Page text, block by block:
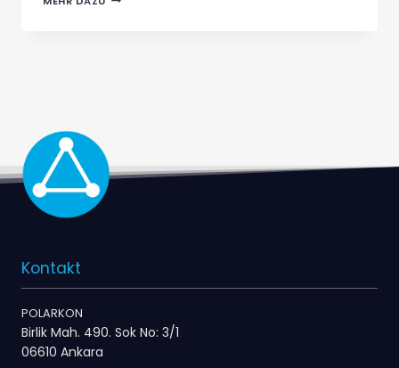
Kontakt
POLARKON
Birlik Mah. 490. Sok No: 3/1
06610 Ankara